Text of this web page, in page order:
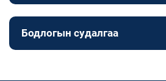
Бодлогын судалгаа